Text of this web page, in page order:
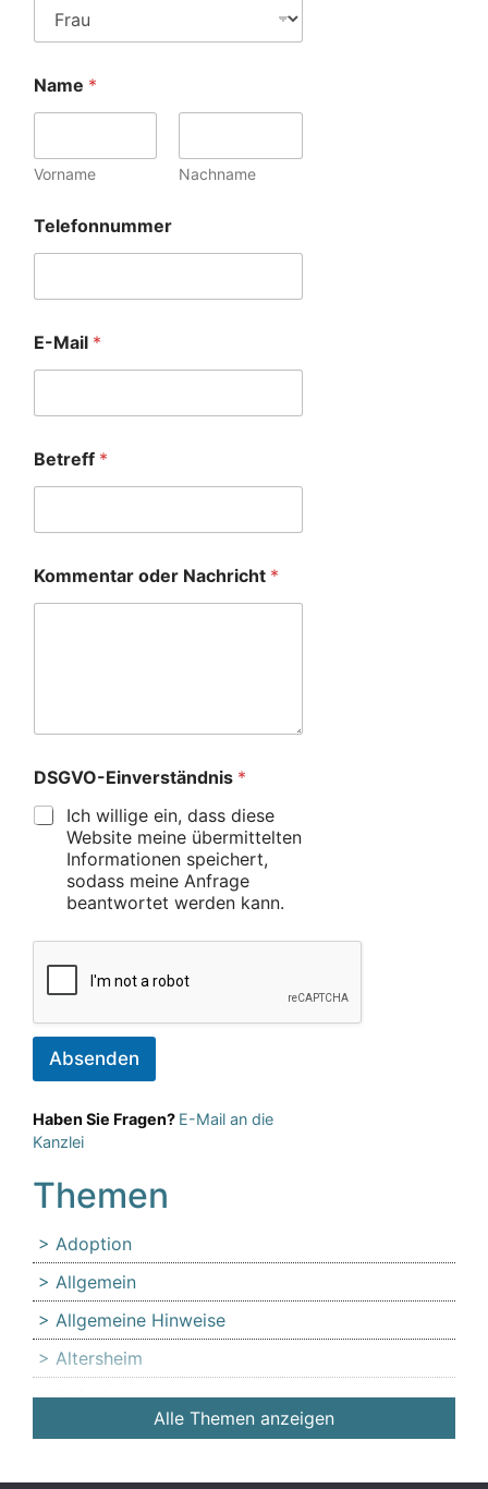
Name *
Vorname Nachname
Telefonnummer
E-Mail *
Betreff *
Kommentar oder Nachricht *
DSGVO-Einverständnis *
Ich willige ein, dass diese
Website meine übermittelten
Informationen speichert,
sodass meine Anfrage
beantwortet werden kann.
Absenden
Haben Sie Fragen? E-Mail an die
Kanzlei
Themen
Adoption
Allgemein
Allgemeine Hinweise
Altersheim
Anfechtung
Angehörige
Alle Themen anzeigen